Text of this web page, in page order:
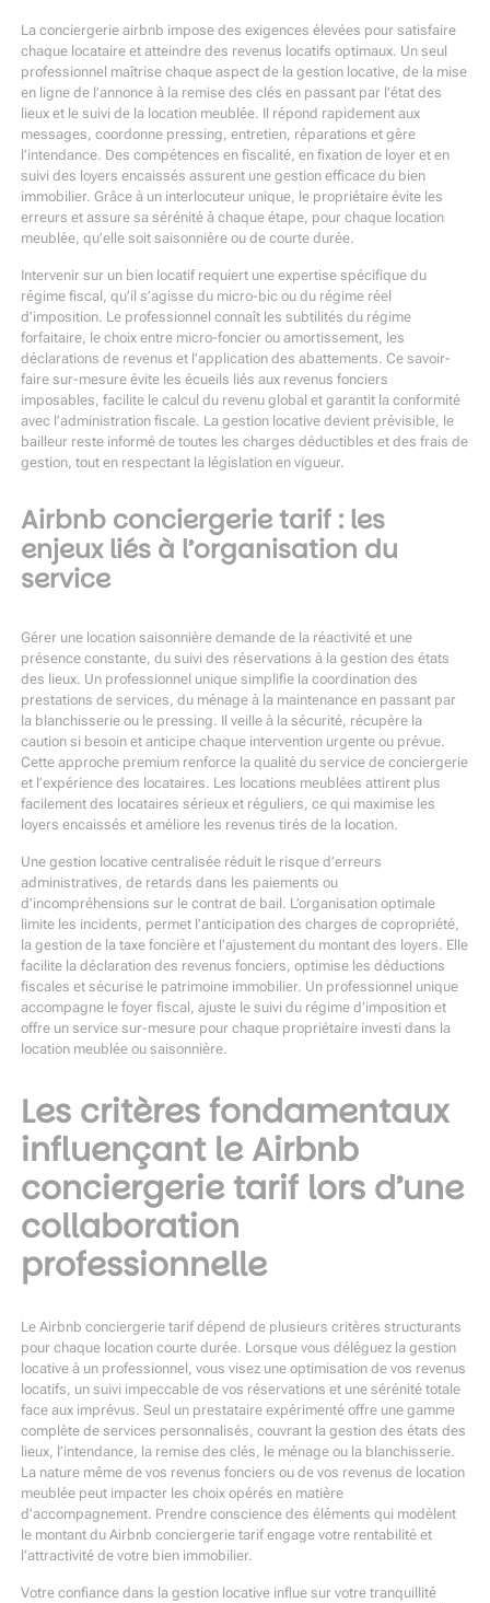
La conciergerie airbnb impose des exigences élevées pour satisfaire
chaque locataire et atteindre des revenus locatifs optimaux. Un seul
professionnel maîtrise chaque aspect de la gestion locative, de la mise
en ligne de l’annonce à la remise des clés en passant par l’état des
lieux et le suivi de la location meublée. Il répond rapidement aux
messages, coordonne pressing, entretien, réparations et gère
l’intendance. Des compétences en fiscalité, en fixation de loyer et en
suivi des loyers encaissés assurent une gestion efficace du bien
immobilier. Grâce à un interlocuteur unique, le propriétaire évite les
erreurs et assure sa sérénité à chaque étape, pour chaque location
meublée, qu’elle soit saisonnière ou de courte durée.
Intervenir sur un bien locatif requiert une expertise spécifique du
régime fiscal, qu’il s’agisse du micro-bic ou du régime réel
d’imposition. Le professionnel connaît les subtilités du régime
forfaitaire, le choix entre micro-foncier ou amortissement, les
déclarations de revenus et l’application des abattements. Ce savoir-
faire sur-mesure évite les écueils liés aux revenus fonciers
imposables, facilite le calcul du revenu global et garantit la conformité
avec l’administration fiscale. La gestion locative devient prévisible, le
bailleur reste informé de toutes les charges déductibles et des frais de
gestion, tout en respectant la législation en vigueur.
Airbnb conciergerie tarif : les
enjeux liés à l’organisation du
service
Gérer une location saisonnière demande de la réactivité et une
présence constante, du suivi des réservations à la gestion des états
des lieux. Un professionnel unique simplifie la coordination des
prestations de services, du ménage à la maintenance en passant par
la blanchisserie ou le pressing. Il veille à la sécurité, récupère la
caution si besoin et anticipe chaque intervention urgente ou prévue.
Cette approche premium renforce la qualité du service de conciergerie
et l’expérience des locataires. Les locations meublées attirent plus
facilement des locataires sérieux et réguliers, ce qui maximise les
loyers encaissés et améliore les revenus tirés de la location.
Une gestion locative centralisée réduit le risque d’erreurs
administratives, de retards dans les paiements ou
d’incompréhensions sur le contrat de bail. L’organisation optimale
limite les incidents, permet l’anticipation des charges de copropriété,
la gestion de la taxe foncière et l’ajustement du montant des loyers. Elle
facilite la déclaration des revenus fonciers, optimise les déductions
fiscales et sécurise le patrimoine immobilier. Un professionnel unique
accompagne le foyer fiscal, ajuste le suivi du régime d’imposition et
offre un service sur-mesure pour chaque propriétaire investi dans la
location meublée ou saisonnière.
Les critères fondamentaux
influençant le Airbnb
conciergerie tarif lors d’une
collaboration
professionnelle
Le Airbnb conciergerie tarif dépend de plusieurs critères structurants
pour chaque location courte durée. Lorsque vous déléguez la gestion
locative à un professionnel, vous visez une optimisation de vos revenus
locatifs, un suivi impeccable de vos réservations et une sérénité totale
face aux imprévus. Seul un prestataire expérimenté offre une gamme
complète de services personnalisés, couvrant la gestion des états des
lieux, l’intendance, la remise des clés, le ménage ou la blanchisserie.
La nature même de vos revenus fonciers ou de vos revenus de location
meublée peut impacter les choix opérés en matière
d’accompagnement. Prendre conscience des éléments qui modèlent
le montant du Airbnb conciergerie tarif engage votre rentabilité et
l’attractivité de votre bien immobilier.
Votre confiance dans la gestion locative influe sur votre tranquillité